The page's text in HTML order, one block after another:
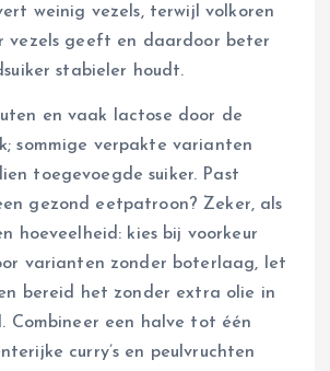
weinig vezels, terwijl volkoren
vezels geeft en daardoor beter
stabieler houdt.
en vaak lactose door de
sommige verpakte varianten
toegevoegde suiker. Past
gezond eetpatroon? Zeker, als
hoeveelheid: kies bij voorkeur
varianten zonder boterlaag, let
bereid het zonder extra olie in
Combineer een halve tot één
curry’s en peulvruchten